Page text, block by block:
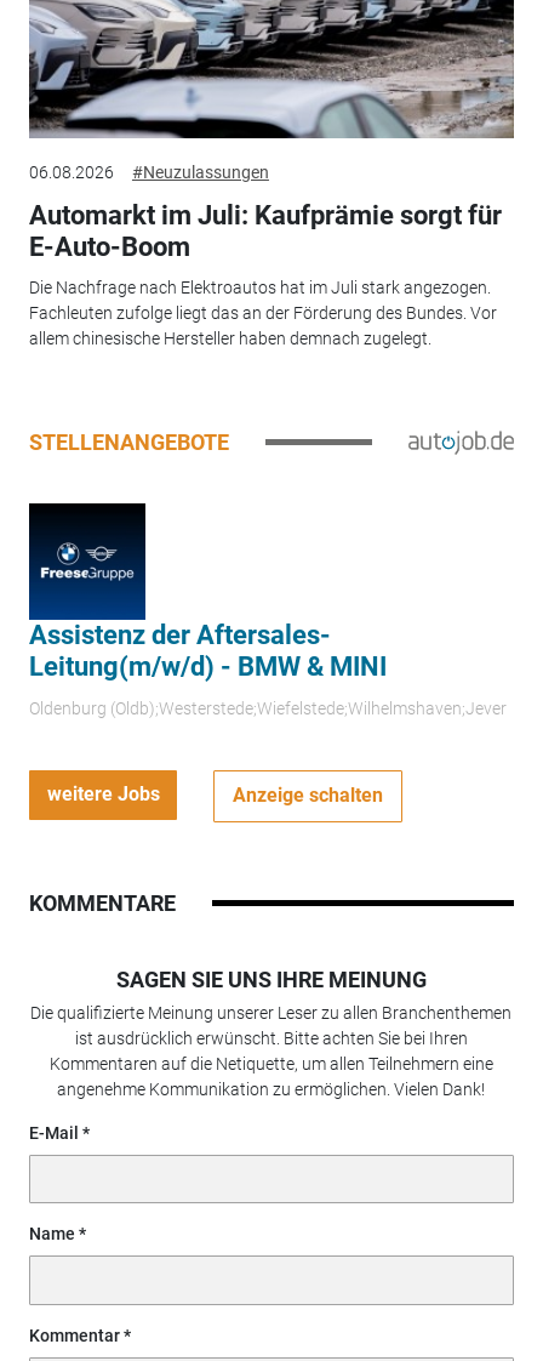
06.08.2026 #Neuzulassungen
Automarkt im Juli: Kaufprämie sorgt für
E-Auto-Boom
Die Nachfrage nach Elektroautos hat im Juli stark angezogen.
Fachleuten zufolge liegt das an der Förderung des Bundes. Vor
allem chinesische Hersteller haben demnach zugelegt.
STELLENANGEBOTE
Assistenz der Aftersales-
Leitung(m/w/d) - BMW & MINI
Oldenburg (Oldb);Westerstede;Wiefelstede;Wilhelmshaven;Jever
weitere Jobs Anzeige schalten
KOMMENTARE
SAGEN SIE UNS IHRE MEINUNG
Die qualifizierte Meinung unserer Leser zu allen Branchenthemen
ist ausdrücklich erwünscht. Bitte achten Sie bei Ihren
Kommentaren auf die Netiquette, um allen Teilnehmern eine
angenehme Kommunikation zu ermöglichen. Vielen Dank!
E-Mail
Name
Kommentar